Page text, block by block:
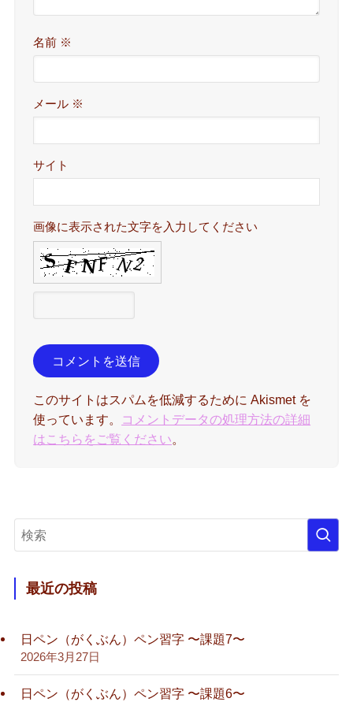
名前 ※
メール ※
サイト
画像に表示された文字を入力してください
このサイトはスパムを低減するために Akismet を
使っています。
コメントデータの処理方法の詳細
はこちらをご覧ください。
最近の投稿
日ペン（がくぶん）ペン習字 〜課題7〜
2026年3月27日
日ペン（がくぶん）ペン習字 〜課題6〜